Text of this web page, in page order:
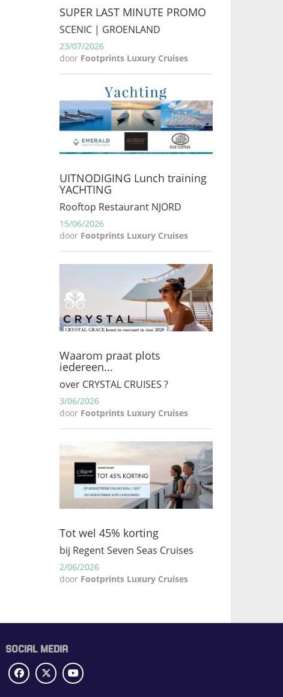
SUPER LAST MINUTE PROMO
SCENIC | GROENLAND
23/07/2026
door Footprints Luxury Cruises
UITNODIGING Lunch training
YACHTING
Rooftop Restaurant NJORD
15/06/2026
door Footprints Luxury Cruises
Waarom praat plots
iedereen...
over CRYSTAL CRUISES ?
3/06/2026
door Footprints Luxury Cruises
Tot wel 45% korting
bij Regent Seven Seas Cruises
2/06/2026
door Footprints Luxury Cruises
SOCIAL MEDIA